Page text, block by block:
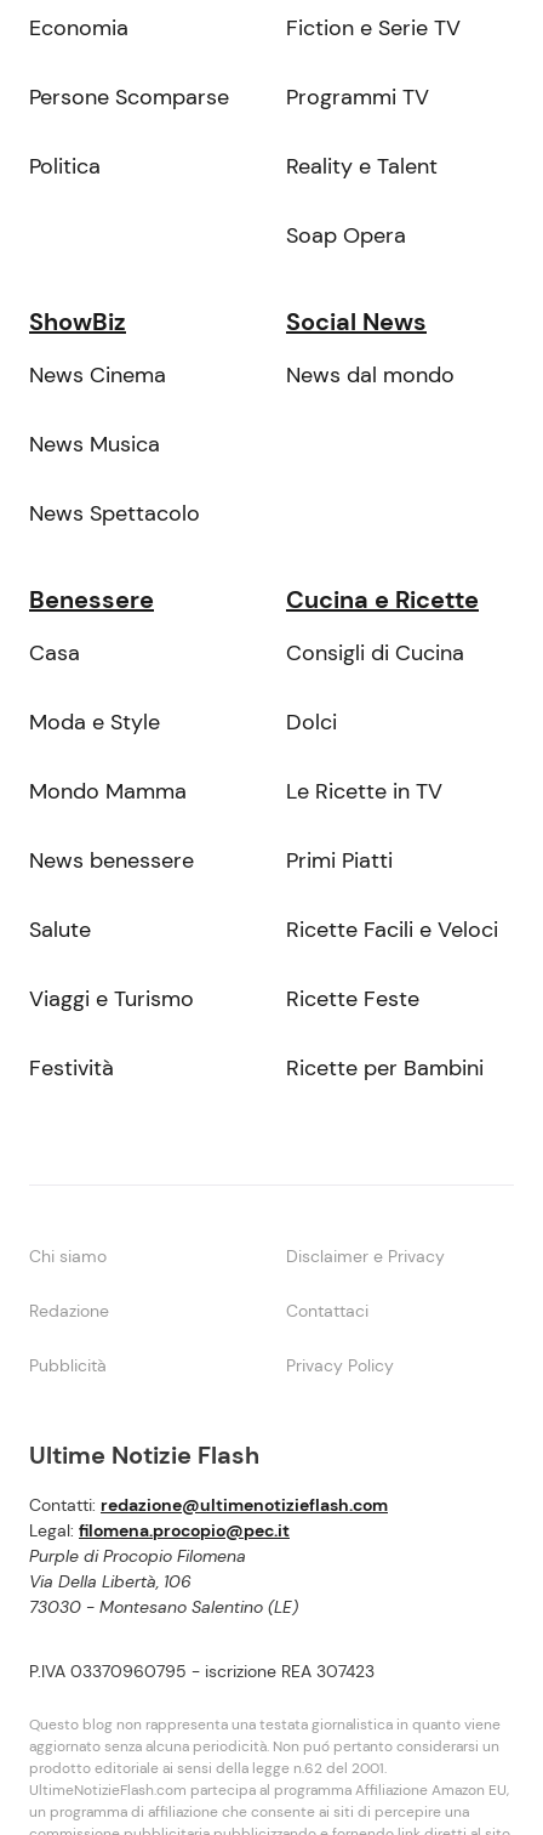
Ultime Notizie Flash
Contatti: redazione@ultimenotizieflash.com
Legal: filomena.procopio@pec.it
Purple di Procopio Filomena
Via Della Libertà, 106
73030 - Montesano Salentino (LE)
P.IVA 03370960795 - iscrizione REA 307423
Questo blog non rappresenta una testata giornalistica in quanto viene
aggiornato senza alcuna periodicità. Non puó pertanto considerarsi un
prodotto editoriale ai sensi della legge n.62 del 2001.
UltimeNotizieFlash.com partecipa al programma Affiliazione Amazon EU,
un programma di affiliazione che consente ai siti di percepire una
Economia
Persone Scomparse
Politica
Fiction e Serie TV
Programmi TV
Reality e Talent
Soap Opera
ShowBiz
News Cinema
News Musica
News Spettacolo
Social News
News dal mondo
Benessere
Casa
Moda e Style
Mondo Mamma
News benessere
Salute
Viaggi e Turismo
Festività
Cucina e Ricette
Consigli di Cucina
Dolci
Le Ricette in TV
Primi Piatti
Ricette Facili e Veloci
Ricette Feste
Ricette per Bambini
Chi siamo Disclaimer e Privacy
Redazione Contattaci
Pubblicità Privacy Policy